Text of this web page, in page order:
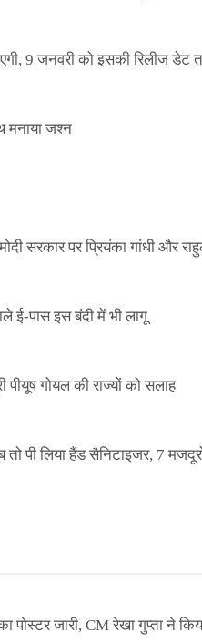
9 जनवरी को इसकी रिलीज डेट
मनाया जश्न
नाइट कर्फ्यू वाले ई-पास
सरकार पर प्रियंका गांधी और
ई-पास इस बंदी में भी लागू
गोयल की राज्यों को सलाह
तो पी लिया हैंड सैनिटाइजर, 7
का पोस्टर जारी, CM रेखा गुप्ता ने